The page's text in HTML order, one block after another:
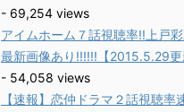
- 69,254 views
アイムホーム７話視聴率!!上戸
最新画像あり!!!!!!【2015.5.29更
- 54,058 views
【速報】恋仲ドラマ２話視聴率